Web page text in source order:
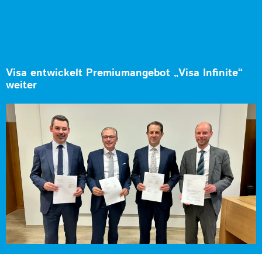
Visa entwickelt Premiumangebot „Visa Infinite“
weiter